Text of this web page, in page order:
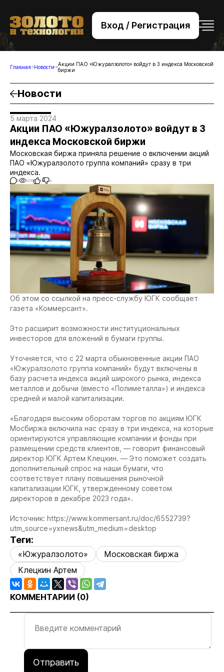
Вход / Регистрация
+7 (495) 221-76-32
bsv@zolteh.ru
Главная Новости Акции ПАО «Южуралзолото» войдут в 3 индекса Московской
биржи
Новости
5 марта 2024
Акции ПАО «Южуралзолото» войдут в 3
индекса Московской биржи
Московская биржа приняла решение о включении акций
ПАО «Южуралзолото группа компаний» сразу в три
индекса.
0 1076 0 0
Об этом со ссылкой на пресс-службу ЮГК сообщает
газета «Коммерсант».
Это расширит возможности институциональных
инвесторов для вложений в бумаги группы.
Уточняется, что с 22 марта обыкновенные акции ПАО
«Южуралзолото группа компаний» будут включены в
базу расчета индекса акций широкого рынка, индекса
металлов и добычи (вместо «Полиметалла») и индекса
средней и малой капитализации.
«Благодаря высоким оборотам торгов по акциям ЮГК
Мосбиржа включила нас сразу в три индекса, на которые
ориентируются управляющие компании и фонды при
размещении средств клиентов, — говорит финансовый
директор ЮГК Артем Клецкин. — Это поможет создать
дополнительный спрос на наши бумаги, что
соответствует плану повышения рыночной
капитализации ЮГК, утвержденному советом
директоров в декабре 2023 года».
Источник: https://www.kommersant.ru/doc/6552739?
utm_source=yxnews&utm_medium=desktop
Теги:
«Южуралзолото»
Московская биржа
Клецкин Артем
КОММЕНТАРИИ (0)
Отправить